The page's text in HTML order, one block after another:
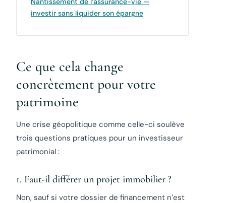
investir sans liquider son épargne
Ce que cela change
concrètement pour votre
patrimoine
Une crise géopolitique comme celle-ci soulève
trois questions pratiques pour un investisseur
patrimonial :
1. Faut-il différer un projet immobilier ?
Non, sauf si votre dossier de financement n’est